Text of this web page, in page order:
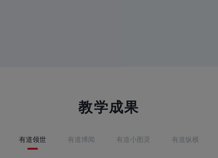
教学成果
有道领世 有道博闻 有道小图灵 有道纵横